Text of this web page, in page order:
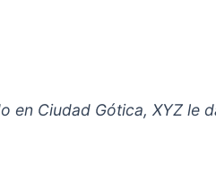
en Ciudad Gótica, XYZ le